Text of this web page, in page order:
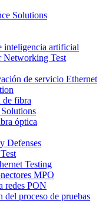
Solutions
inteligencia artificial
Networking Test
de servicio Ethernet
fibra
óptica
Defenses
Testing
MPO
redes PON
del proceso de pruebas